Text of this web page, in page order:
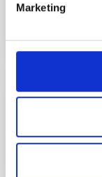
Marketing
NÚMERO DE
CON ÁRBITRO
Clues to
galaxies
Mg-